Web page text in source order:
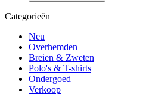
Categorieën
Neu
Overhemden
Breien & Zweten
Polo's & T-shirts
Ondergoed
Verkoop